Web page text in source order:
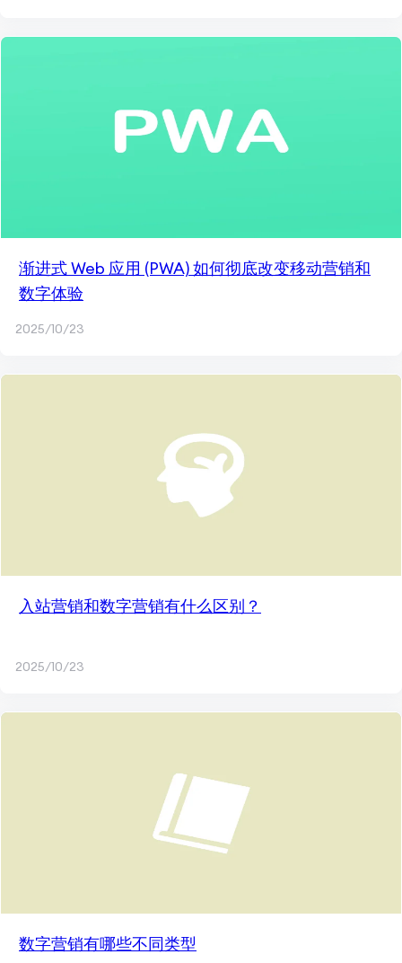
渐进式 Web 应用 (PWA) 如何彻底改变移动营销和
数字体验
2025/10/23
入站营销和数字营销有什么区别？
2025/10/23
数字营销有哪些不同类型